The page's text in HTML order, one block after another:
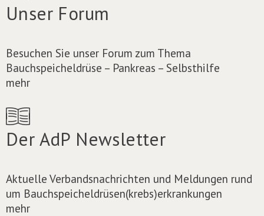
Unser Forum
Besuchen Sie unser Forum zum Thema
Bauchspeicheldrüse – Pankreas – Selbsthilfe
mehr
Der AdP Newsletter
Aktuelle Verbandsnachrichten und Meldungen rund
um Bauchspeicheldrüsen(krebs)erkrankungen
mehr